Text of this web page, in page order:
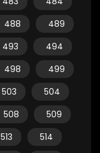
488
489
493
494
498
499
503
504
508
509
513
514